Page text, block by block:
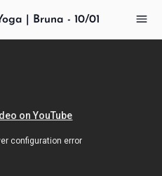
| Bruna - 10/01